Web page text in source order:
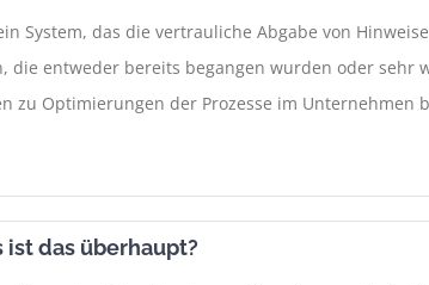
System, das die vertrauliche Abgabe von
die entweder bereits begangen wurden oder
zu Optimierungen der Prozesse im Unternehmen
das überhaupt?